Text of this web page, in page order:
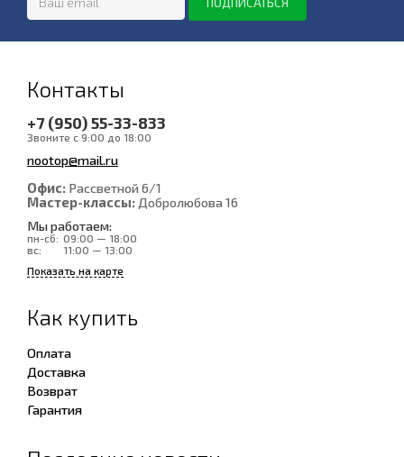
Контакты
+7 (950) 55-33-833
Звоните с 9:00 до 18:00
nootop@mail.ru
Офис: Рассветной 6/1
Мастер-классы: Добролюбова 16
Мы работаем:
пн-сб: 09:00 — 18:00
вс:
11:00 — 13:00
Показать на карте
Как купить
Оплата
Доставка
Возврат
Гарантия